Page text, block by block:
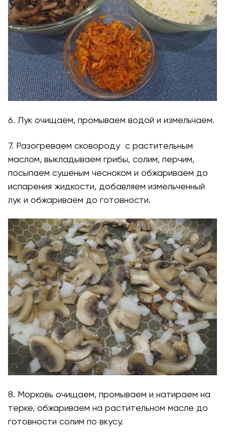
6. Лук очищаем, промываем водой и измельчаем.
7. Разогреваем сковороду с растительным
маслом, выкладываем грибы, солим, перчим,
посыпаем сушеным чесноком и обжариваем до
испарения жидкости, добавляем измельченный
лук и обжариваем до готовности.
8. Морковь очищаем, промываем и натираем на
терке, обжариваем на растительном масле до
готовности солим по вкусу.